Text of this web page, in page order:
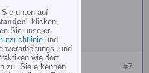
#7
Sie unten auf
" klicken,
Sie unserer
und
und
wie dort
zu. Sie erkennen